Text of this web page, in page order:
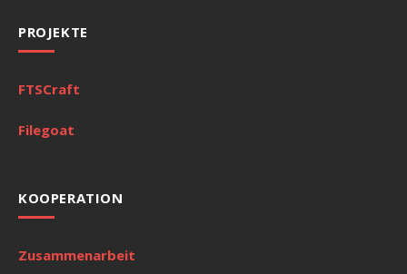
PROJEKTE
FTSCraft
Filegoat
KOOPERATION
Zusammenarbeit